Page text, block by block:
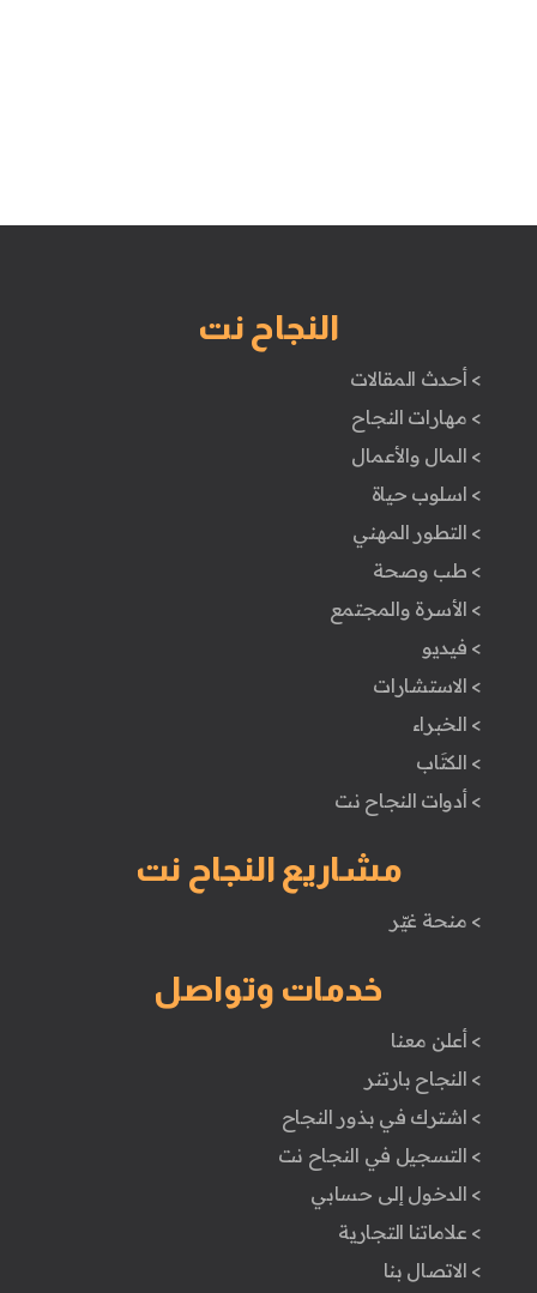
النجاح نت
> أحدث المقالات
> مهارات النجاح
> المال والأعمال
> اسلوب حياة
> التطور المهني
> طب وصحة
> الأسرة والمجتمع
> فيديو
> الاستشارات
> الخبراء
> الكتَاب
> أدوات النجاح نت
مشاريع النجاح نت
> منحة غيّر
خدمات وتواصل
> أعلن معنا
> النجاح بارتنر
> اشترك في بذور النجاح
> التسجيل في النجاح نت
> الدخول إلى حسابي
> علاماتنا التجارية
> الاتصال بنا